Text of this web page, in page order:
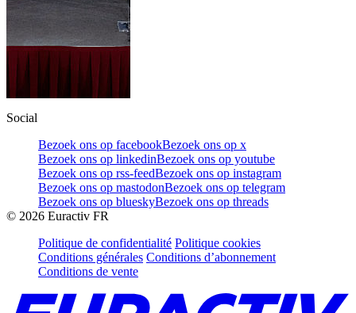
Social
Bezoek ons op facebookBezoek ons op x
Bezoek ons op linkedinBezoek ons op youtube
Bezoek ons op rss-feedBezoek ons op instagram
Bezoek ons op mastodonBezoek ons op telegram
Bezoek ons op blueskyBezoek ons op threads
© 2026 Euractiv FR
Politique de confidentialité Politique cookies
Conditions générales Conditions d’abonnement
Conditions de vente